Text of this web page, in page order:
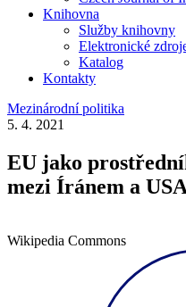
Knihovna
Služby knihovny
Elektronické
Katalog
Kontakty
Mezinárodní politika
5. 4. 2021
EU jako
mezi Íránem a USA
Wikipedia Commons